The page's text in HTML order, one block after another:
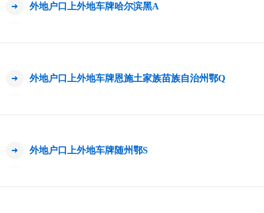
外地户口上外地车牌哈尔滨黑A
外地户口上外地车牌恩施土家族苗族自治州鄂Q
外地户口上外地车牌随州鄂S